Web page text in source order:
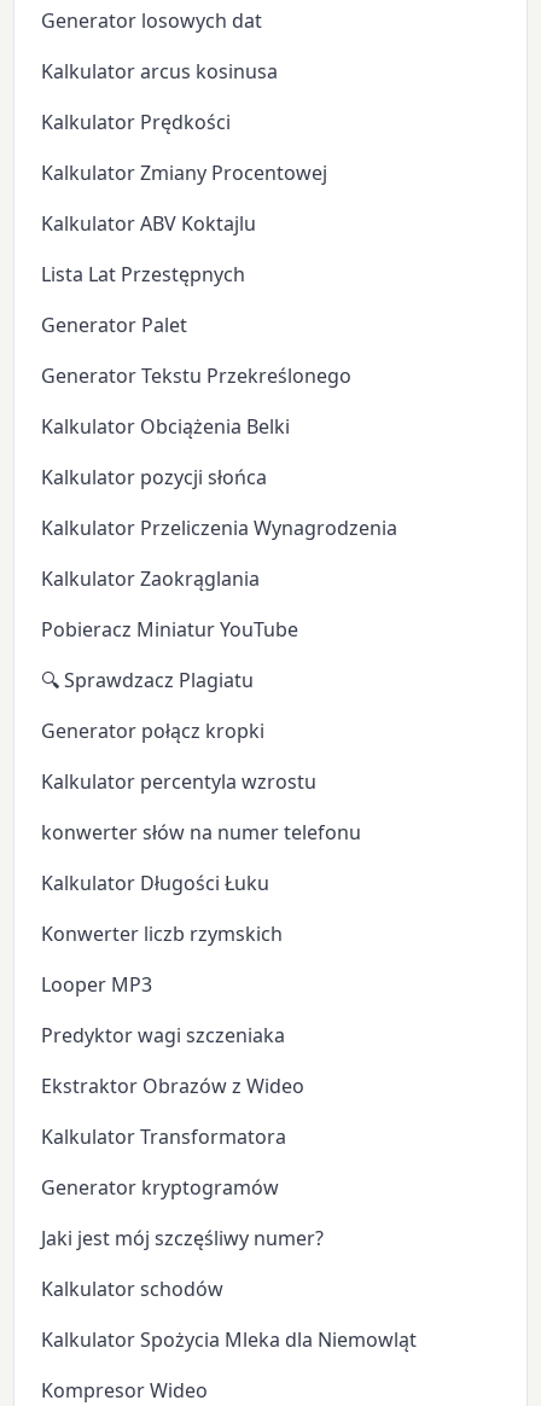
Generator losowych dat
Kalkulator arcus kosinusa
Kalkulator Prędkości
Kalkulator Zmiany Procentowej
Kalkulator ABV Koktajlu
Lista Lat Przestępnych
Generator Palet
Generator Tekstu Przekreślonego
Kalkulator Obciążenia Belki
Kalkulator pozycji słońca
Kalkulator Przeliczenia Wynagrodzenia
Kalkulator Zaokrąglania
Pobieracz Miniatur YouTube
🔍 Sprawdzacz Plagiatu
Generator połącz kropki
Kalkulator percentyla wzrostu
konwerter słów na numer telefonu
Kalkulator Długości Łuku
Konwerter liczb rzymskich
Looper MP3
Predyktor wagi szczeniaka
Ekstraktor Obrazów z Wideo
Kalkulator Transformatora
Generator kryptogramów
Jaki jest mój szczęśliwy numer?
Kalkulator schodów
Kalkulator Spożycia Mleka dla Niemowląt
Kompresor Wideo